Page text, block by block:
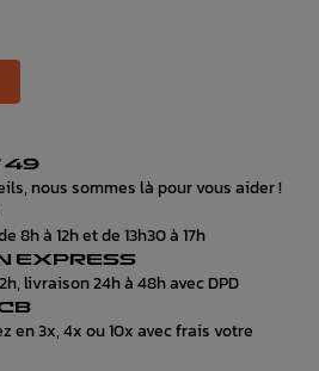
49
nous sommes là pour vous aider !
8h à 12h et de 13h30 à 17h
EXPRESS
livraison 24h à 48h avec DPD
en 3x, 4x ou 10x avec frais votre